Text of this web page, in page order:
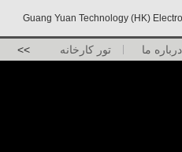
Guang Yuan Technology (HK)
درباره ما تور کارخانه >>